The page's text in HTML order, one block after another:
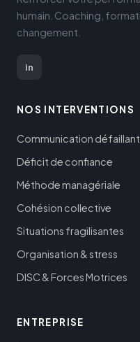
humain. Coaching,
changement.
in
NOS INTERVENTIONS
Communication
Déficit de confiance
Méthode managériale
Cohésion collective
Situations fragilisantes
Organisation & stress
DISC & Forces Motrices
ENTREPRISE